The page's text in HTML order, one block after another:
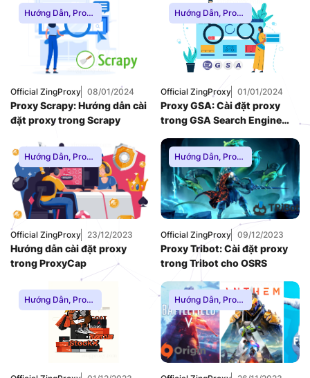
Hướng Dẫn, Proxy
Dân Cư,Proxy
SOCKS5,Thuê
Proxy Nước Ngoài ,
Thuê Proxy US
Thuê Proxy Việt
Nam
Uncategorized
Official ZingProxy 08/01/2024
Proxy Scrapy: Hướng dẫn cài
đặt proxy trong Scrapy
Hướng Dẫn, Proxy
Dân Cư,Proxy
SOCKS5,Thuê
Proxy Nước Ngoài ,
Thuê Proxy US,
Thuê Proxy Việt
Nam
Uncategorized
Official ZingProxy 01/01/2024
Proxy GSA: Cài đặt proxy
trong GSA Search Engine
Hướng Dẫn, Proxy
Chơi Game,Proxy
Dân Cư,Proxy
SOCKS5,Thuê
Proxy Nước Ngoài
Thuê Proxy US,
Thuê Proxy Việt
Nam
Uncategorized
Official ZingProxy 23/12/2023
Hướng dẫn cài đặt proxy
trong ProxyCap
Hướng Dẫn, Proxy
Chơi Game,Proxy
Dân Cư,Proxy
SOCKS5,Thuê
Proxy Nước Ngoài,
Thuê Proxy US,
Thuê Proxy Việt
Nam
Uncategorized
Official ZingProxy 09/12/2023
Proxy Tribot: Cài đặt proxy
trong Tribot cho OSRS
Hướng Dẫn, Proxy
Dân Cư,Proxy
SOCKS5,Thuê
Proxy Nước Ngoài,
Thuê Proxy US,
Nam,
Hướng Dẫn, Proxy
Chơi Game,Proxy
Dân Cư,Proxy
SOCKS5,Thuê
Proxy Nước Ngoài,
Thuê Proxy US,
Thuê Proxy Việt